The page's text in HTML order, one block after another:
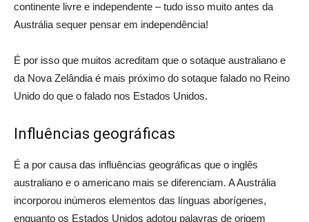
continente livre e independente – tudo isso muito antes da
Austrália sequer pensar em independência!
É por isso que muitos acreditam que o sotaque australiano e
da Nova Zelândia é mais próximo do sotaque falado no Reino
Unido do que o falado nos Estados Unidos.
Influências geográficas
É a por causa das influências geográficas que o inglês
australiano e o americano mais se diferenciam. A Austrália
incorporou inúmeros elementos das línguas aborígenes,
enquanto os Estados Unidos adotou palavras de origem